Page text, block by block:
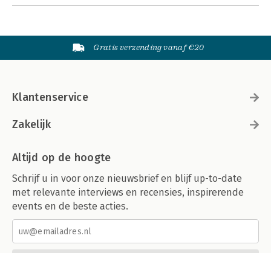
Gratis verzending vanaf €20
Klantenservice
Zakelijk
Altijd op de hoogte
Schrijf u in voor onze nieuwsbrief en blijf up-to-date
met relevante interviews en recensies, inspirerende
events en de beste acties.